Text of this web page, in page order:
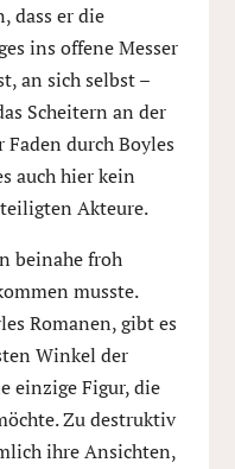
dass er die
ins offene Messer
an sich selbst –
Scheitern an der
durch Boyles
auch hier kein
Akteure.
beinahe froh
musste.
Romanen, gibt es
Winkel der
einzige Figur, die
Zu destruktiv
ihre Ansichten,